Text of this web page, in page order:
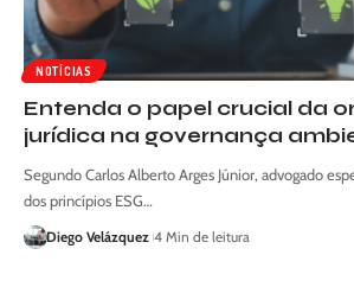
NOTÍCIAS
Entenda o papel crucial da
jurídica na governança
Segundo Carlos Alberto Arges Júnior, advogado
dos princípios ESG…
Diego Velázquez 4 Min de leitura